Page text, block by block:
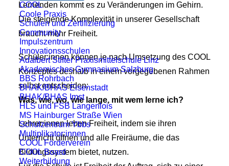
COOL
Coole Praxis
Schulen und Zertifizierung
Community
Impulszentrum
Innovationsschulen
Adalbert Stifter Praxismittelschule Linz
Akademisches Gymnasium Salzburg
BBS Rohrbach
BHAK/BHAS Eisenstadt
BHAK/BHAS Imst
HLS und FSB Langenlois
MS Hainburger Straße Wien
Schulzentrum Ybbs
Multiplikator:innen
COOL Förderverein
COOL Board
Weiterbildung
Lernenden kommt es zu Veränderungen im Gehirn.
Die steigende Komplexität in unserer Gesellschaft
braucht mehr Freiheit.
Schüler:innen können je nach Umsetzung des COOL
Konzeptes deshalb in einem vorgegebenen Rahmen
selbst entscheiden:
Was, wie, wo, wie lange, mit wem lerne ich?
Lehrer:innen leben Freiheit, indem sie ihren
Unterricht öffnen und alle Freiräume, die das
Bildungssystem bietet, nutzen.